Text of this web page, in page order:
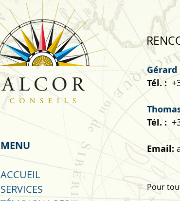
MENU
ACCUEIL
SERVICES
Gérard
Tél. :
Tél. :
Email:
Pour